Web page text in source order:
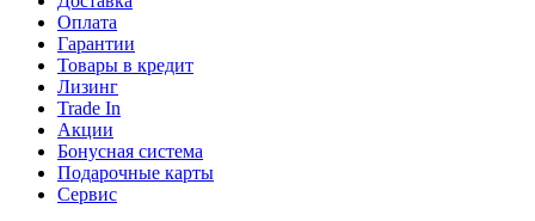
Оплата
Гарантии
Товары в кредит
Лизинг
Trade In
Акции
Бонусная система
Подарочные карты
Сервис